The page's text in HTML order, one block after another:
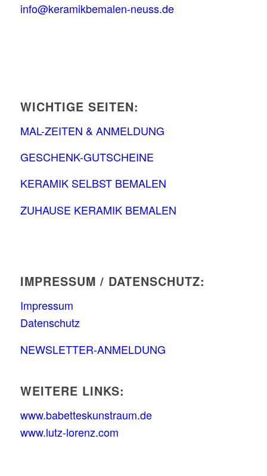
info@keramikbemalen-neuss.de
WICHTIGE SEITEN:
MAL-ZEITEN & ANMELDUNG
GESCHENK-GUTSCHEINE
KERAMIK SELBST BEMALEN
ZUHAUSE KERAMIK BEMALEN
IMPRESSUM / DATENSCHUTZ:
Impressum
Datenschutz
NEWSLETTER-ANMELDUNG
WEITERE LINKS:
www.babetteskunstraum.de
www.lutz-lorenz.com